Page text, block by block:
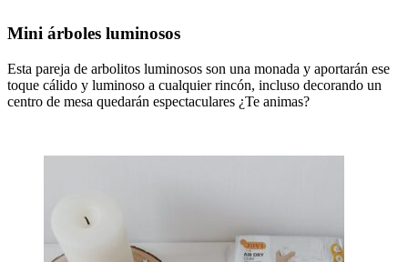
Mini árboles luminosos
Esta pareja de arbolitos luminosos son una monada y aportarán ese
toque cálido y luminoso a cualquier rincón, incluso decorando un
centro de mesa quedarán espectaculares ¿Te animas?